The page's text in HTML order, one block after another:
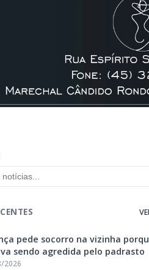
pede socorro na vizinha
sendo agredida pelo padrasto
2026